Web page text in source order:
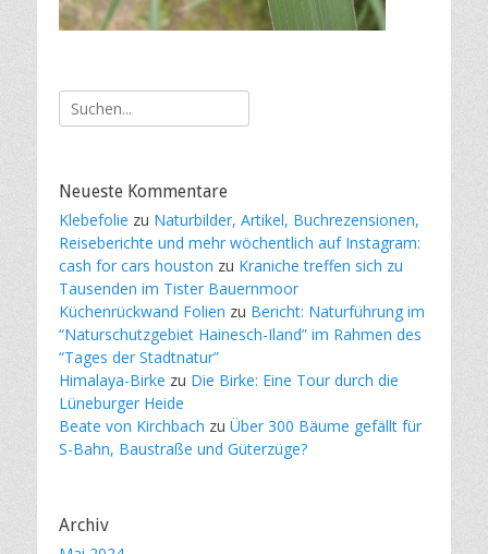
Suche
nach:
Neueste Kommentare
Klebefolie zu Naturbilder, Artikel, Buchrezensionen,
Reiseberichte und mehr wöchentlich auf Instagram:
cash for cars houston zu Kraniche treffen sich zu
Tausenden im Tister Bauernmoor
Küchenrückwand Folien zu Bericht: Naturführung im
“Naturschutzgebiet Hainesch-Iland” im Rahmen des
“Tages der Stadtnatur”
Himalaya-Birke zu Die Birke: Eine Tour durch die
Lüneburger Heide
Beate von Kirchbach zu Über 300 Bäume gefällt für
S-Bahn, Baustraße und Güterzüge?
Archiv